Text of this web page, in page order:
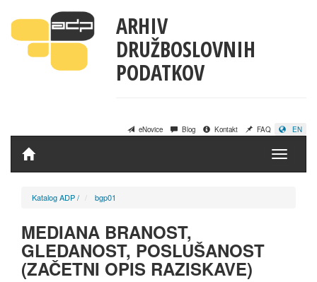
ARHIV
DRUŽBOSLOVNIH
PODATKOV
eNovice Blog Kontakt FAQ EN
Domov
Katalog ADP/ bgp01
MEDIANA BRANOST,
GLEDANOST, POSLUŠANOST
(ZAČETNI OPIS RAZISKAVE)